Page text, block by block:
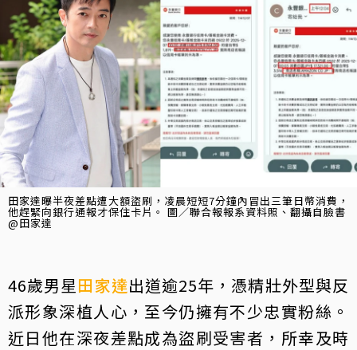
田家達曝半夜差點遭大額盜刷，凌晨短短7分鐘內冒出三筆日幣消費，
他趕緊向銀行通報才保住卡片。 圖／聯合報報系資料照、翻攝自臉書
@田家達
46歲男星田家達出道逾25年，憑精壯外型與反
派形象深植人心，至今仍擁有不少忠實粉絲。
近日他在深夜差點成為盜刷受害者，所幸及時